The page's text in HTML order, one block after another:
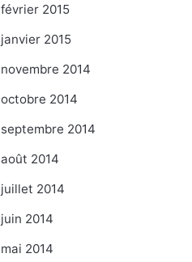
février 2015
janvier 2015
novembre 2014
octobre 2014
septembre 2014
août 2014
juillet 2014
juin 2014
mai 2014